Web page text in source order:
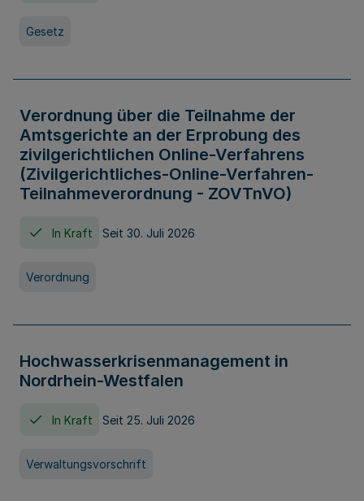
Gesetz
Verordnung über die Teilnahme der
Amtsgerichte an der Erprobung des
zivilgerichtlichen Online-Verfahrens
(Zivilgerichtliches-Online-Verfahren-
Teilnahmeverordnung - ZOVTnVO)
In Kraft Seit 30. Juli 2026
Verordnung
Hochwasserkrisenmanagement in
Nordrhein-Westfalen
In Kraft Seit 25. Juli 2026
Verwaltungsvorschrift